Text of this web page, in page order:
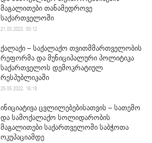
მაგალითები თანამედროვე
საქართველოში
21.03.2023. 00:12
ქალაქი – საქალაქო თვითმმართველობის
რეფორმა და მუნიციპალური პოლიტიკა
საქართველოს დემოკრატიულ
რესპუბლიკაში
25.05.2022. 16:18
ინიციატივა ცვლილებებისათვის – სათემო
და სამოქალაქო სოლიდარობის
მაგალითები საქართველოში საბჭოთა
ოკუპაციამდე